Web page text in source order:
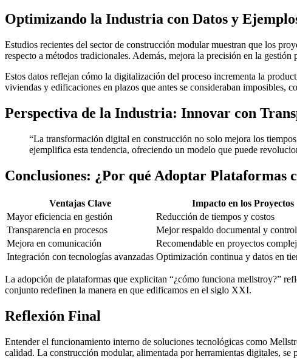
Optimizando la Industria con Datos y
Estudios recientes del sector de construcción modular muestran que los
respecto a métodos tradicionales. Además, mejora la precisión en la
Estos datos reflejan cómo la digitalización del proceso incrementa la
viviendas y edificaciones en plazos que antes se consideraban imposibles,
Perspectiva de la Industria: Innovar con
“La transformación digital en construcción no solo mejora los
ejemplifica esta tendencia, ofreciendo un modelo que puede
Conclusiones: ¿Por qué Adoptar Plataformas
Ventajas Clave
Impacto en los Proyectos
Mayor eficiencia en gestión
Reducción de tiempos y costos
Transparencia en procesos
Mejor respaldo documental y control
Mejora en comunicación
Recomendable en proyectos
Integración con tecnologías avanzadas Optimización continua y datos en
La adopción de plataformas que explicitan “¿cómo funciona mellstroy?”
conjunto redefinen la manera en que edificamos en el siglo XXI.
Reflexión Final
Entender el funcionamiento interno de soluciones tecnológicas como
calidad. La construcción modular, alimentada por herramientas digitales,